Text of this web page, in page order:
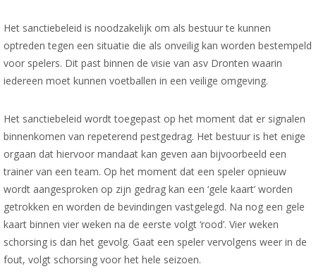
Het sanctiebeleid is noodzakelijk om als bestuur te kunnen
optreden tegen een situatie die als onveilig kan worden bestempeld
voor spelers. Dit past binnen de visie van asv Dronten waarin
iedereen moet kunnen voetballen in een veilige omgeving.
Het sanctiebeleid wordt toegepast op het moment dat er signalen
binnenkomen van repeterend pestgedrag. Het bestuur is het enige
orgaan dat hiervoor mandaat kan geven aan bijvoorbeeld een
trainer van een team. Op het moment dat een speler opnieuw
wordt aangesproken op zijn gedrag kan een ‘gele kaart’ worden
getrokken en worden de bevindingen vastgelegd. Na nog een gele
kaart binnen vier weken na de eerste volgt ‘rood’. Vier weken
schorsing is dan het gevolg. Gaat een speler vervolgens weer in de
fout, volgt schorsing voor het hele seizoen.